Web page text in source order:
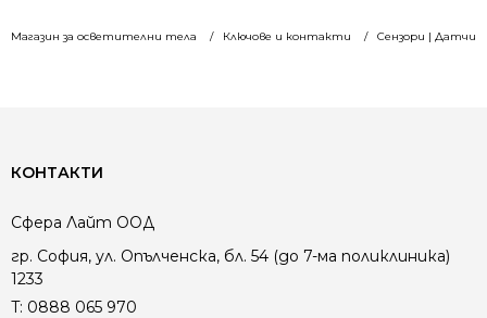
Магазин за осветителни тела Ключове и контакти Сензори |
КОНТАКТИ
Сфера Лайт ООД
гр. София, ул. Опълченска, бл. 54 (до 7-ма поликлиника)
1233
T: 0888 065 970